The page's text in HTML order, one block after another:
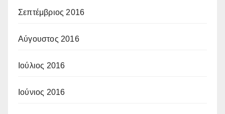
Σεπτέμβριος 2016
Αύγουστος 2016
Ιούλιος 2016
Ιούνιος 2016